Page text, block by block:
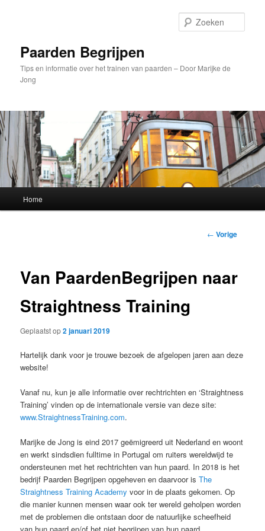
inhoudPaarden Begrijpen
Tips en informatie over het trainen van paarden – Door Marijke de
Jong
Home
Bericht
← Vorige
Van PaardenBegrijpen naar
Straightness Training
Geplaatst op2 januari 2019
Hartelijk dank voor je trouwe bezoek de afgelopen jaren aan deze
website!
Vanaf nu, kun je alle informatie over rechtrichten en ‘Straightness
Training’ vinden op de internationale versie van deze site:
www.StraightnessTraining.com.
Marijke de Jong is eind 2017 geëmigreerd uit Nederland en woont
en werkt sindsdien fulltime in Portugal om ruiters wereldwijd te
ondersteunen met het rechtrichten van hun paard. In 2018 is het
bedrijf Paarden Begrijpen opgeheven en daarvoor isThe
Straightness Training Academy voor in de plaats gekomen. Op
die manier kunnen mensen waar ook ter wereld geholpen worden
met de problemen die ontstaan door de natuurlijke scheefheid